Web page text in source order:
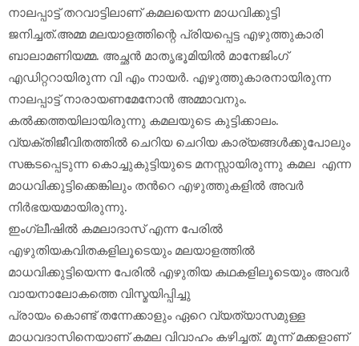
നാലപ്പാട്ട് തറവാട്ടിലാണ് കമലയെന്ന മാധവിക്കുട്ടി
ജനിച്ചത്.അമ്മ മലയാളത്തിന്റെ പ്രിയപ്പെട്ട എഴുത്തുകാരി
ബാലാമണിയമ്മ. അച്ഛന്‍ മാതൃഭൂമിയില്‍ മാനേജിംഗ്
എഡിറ്ററായിരുന്ന വി എം നായര്‍. എഴുത്തുകാരനായിരുന്ന
നാലപ്പാട്ട് നാരായണമേനോന്‍ അമ്മാവനും.
കല്‍ക്കത്തയിലായിരുന്നു കമലയുടെ കുട്ടിക്കാലം.
വ്യക്തിജീവിതത്തില്‍ ചെറിയ ചെറിയ കാര്യങ്ങള്‍ക്കുപോലും
സങ്കടപ്പെടുന്ന കൊച്ചുകുട്ടിയുടെ മനസ്സായിരുന്നു കമല എന്ന
മാധവിക്കുട്ടിക്കെങ്കിലും തന്‍റെ എഴുത്തുകളില്‍ അവര്‍
നിര്‍ഭയയമായിരുന്നു.
ഇംഗ്ലീഷില്‍ കമലാദാസ് എന്ന പേരില്‍
എഴുതിയകവിതകളിലൂടെയും മലയാളത്തില്‍
മാധവിക്കുട്ടിയെന്ന പേരില്‍ എഴുതിയ കഥകളിലൂടെയും അവര്‍
വായനാലോകത്തെ വിസ്മയിപ്പിച്ചു
പ്രായം കൊണ്ട് തന്നേക്കാളും ഏറെ വ്യത്യാസമുള്ള
മാധവദാസിനെയാണ് കമല വിവാഹം കഴിച്ചത്. മൂന്ന് മക്കളാണ്